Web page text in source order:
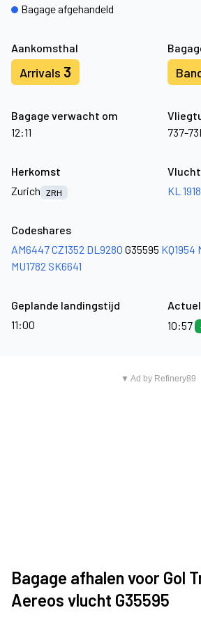
Aankomsthal
Arrivals 3
Bagage verwacht om
12:11
737-
Bagage afgehandeld
Herkomst
Zurich
ZRH
KL 1918
Codeshares
AM6447CZ1352 DL9280 G35595 KQ1954
MU1782 SK6641
Geplande landingstijd
11:00
10:57
▼ Ad by Refinery89
Bagage afhalen voor Gol
Aereos vlucht G35595